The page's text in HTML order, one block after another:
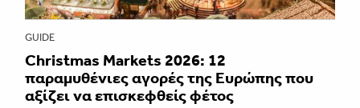
GUIDE
Christmas Markets 2026: 12
παραμυθένιες αγορές της Ευρώπης που
αξίζει να επισκεφθείς φέτος